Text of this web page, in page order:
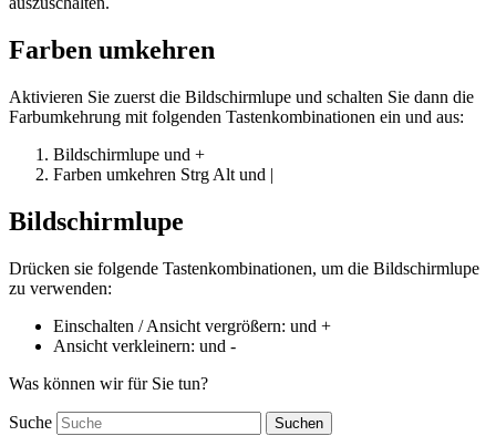
Farben umkehren
Aktivieren Sie zuerst die Bildschirmlupe und schalten Sie dann die
Farbumkehrung mit folgenden Tastenkombinationen ein und aus:
Bildschirmlupe und +
Farben umkehren Strg Alt und |
Bildschirmlupe
Drücken sie folgende Tastenkombinationen, um die Bildschirmlupe
zu verwenden:
Einschalten / Ansicht vergrößern: und +
Ansicht verkleinern: und -
Was können wir für Sie tun?
Suche Suchen